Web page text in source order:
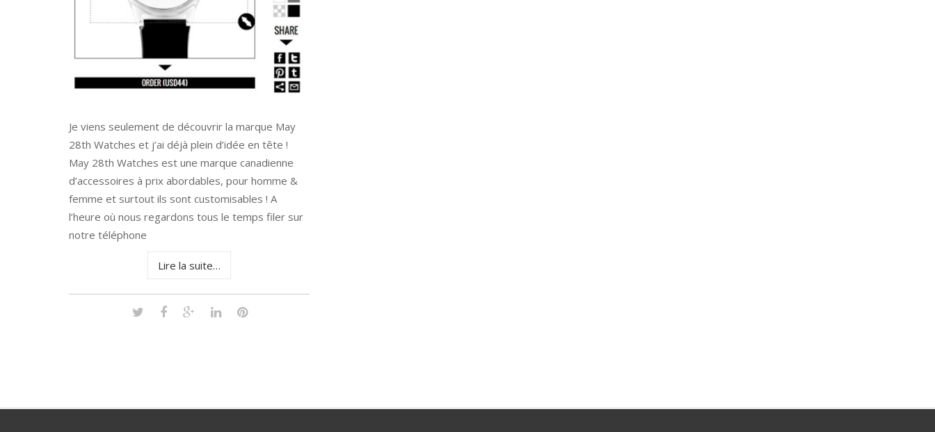
Je viens seulement de découvrir la marque May
28th Watches et j’ai déjà plein d’idée en tête !
May 28th Watches est une marque canadienne
d’accessoires à prix abordables, pour homme &
femme et surtout ils sont customisables ! A
l’heure où nous regardons tous le temps filer sur
notre téléphone
Lire la suite…